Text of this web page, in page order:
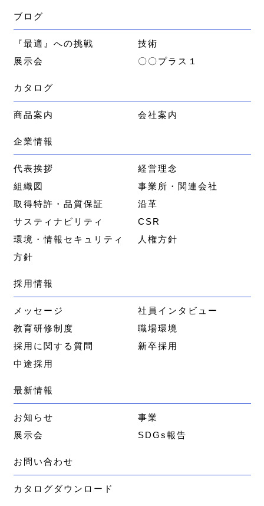
ブログ
『最適』への挑戦
技術
展示会
〇〇プラス１
カタログ
商品案内 会社案内
企業情報
代表挨拶
経営理念
組織図
事業所・関連会社
取得特許・品質保証
沿革
サスティナビリティ
CSR
環境・情報セキュリティ
方針
人権方針
採用情報
メッセージ
社員インタビュー
教育研修制度
職場環境
採用に関する質問
新卒採用
中途採用
最新情報
お知らせ
事業
展示会
SDGs報告
お問い合わせ
カタログダウンロード